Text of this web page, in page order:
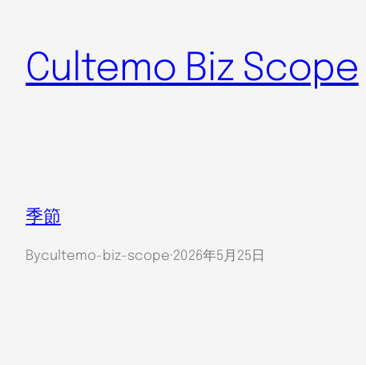
Cultemo Biz Scope
季節
Bycultemo-biz-scope·2026年5月25日